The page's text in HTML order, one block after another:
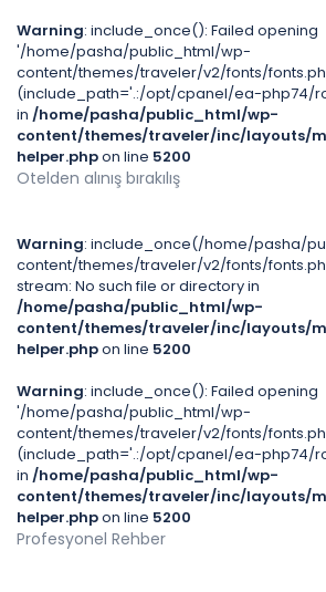
Warning: include_once(): Failed opening
'/home/pasha/public_html/wp-
content/themes/traveler/v2/fonts/
(include_path='.:/opt/cpanel/ea-php74/
in /home/pasha/public_html/wp-
content/themes/traveler/inc/layouts/
helper.phpon line 5200
Otelden alınış bırakılış
Warning: include_once(/home/pasha/
content/themes/traveler/v2/fonts/
stream: No such file or directory in
/home/pasha/public_html/wp-
content/themes/traveler/inc/layouts/
helper.phpon line 5200
Warning: include_once(): Failed opening
'/home/pasha/public_html/wp-
content/themes/traveler/v2/fonts/
(include_path='.:/opt/cpanel/ea-php74/
in /home/pasha/public_html/wp-
content/themes/traveler/inc/layouts/
helper.phpon line 5200
Profesyonel Rehber